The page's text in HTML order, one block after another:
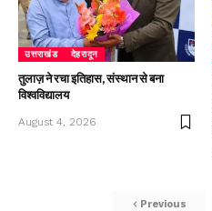
उत्तराखंड देहरादून
तुलाज़ ने रचा इतिहास, संस्थान से बना
विश्वविद्यालय
August 4, 2026
Previous